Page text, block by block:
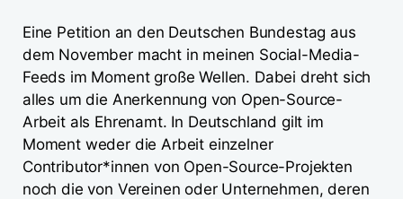
Eine Petition an den Deutschen Bundestag aus
dem November macht in meinen Social-Media-
Feeds im Moment große Wellen. Dabei dreht sich
alles um die Anerkennung von Open-Source-
Arbeit als Ehrenamt. In Deutschland gilt im
Moment weder die Arbeit einzelner
Contributor*innen von Open-Source-Projekten
noch die von Vereinen oder Unternehmen, deren